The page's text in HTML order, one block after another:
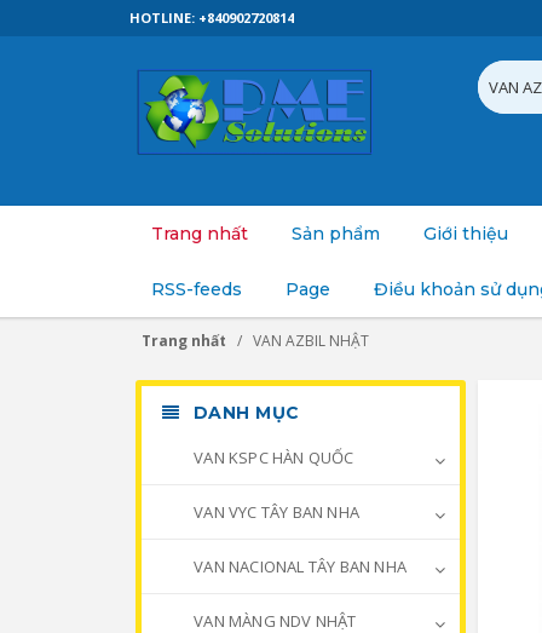
HOTLINE: +840902720814
Trang nhất Sản phẩm Giới thiệu
RSS-feeds Page Điều khoản sử
Trang nhất VAN AZBIL NHẬT
DANH MỤC
VAN KSPC HÀN QUỐC
VAN VYC TÂY BAN NHA
VAN NACIONAL TÂY BAN NHA
VAN MÀNG NDV NHẬT